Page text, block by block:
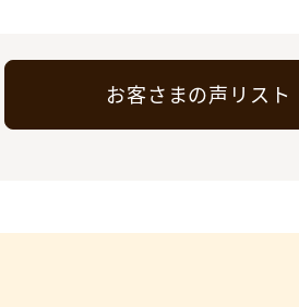
お客さまの声リスト